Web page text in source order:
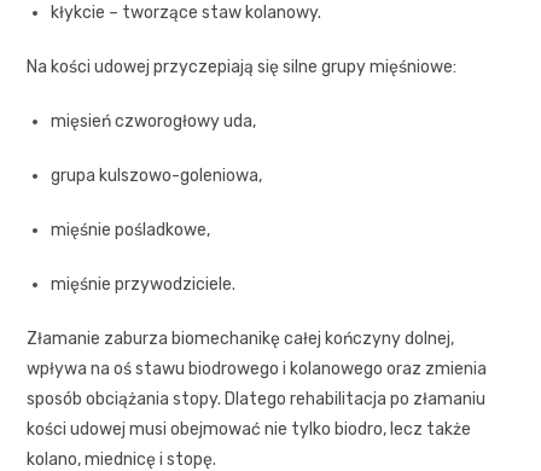
kłykcie – tworzące staw kolanowy.
Na kości udowej przyczepiają się silne grupy mięśniowe:
mięsień czworogłowy uda,
grupa kulszowo-goleniowa,
mięśnie pośladkowe,
mięśnie przywodziciele.
Złamanie zaburza biomechanikę całej kończyny dolnej,
wpływa na oś stawu biodrowego i kolanowego oraz zmienia
sposób obciążania stopy. Dlatego rehabilitacja po złamaniu
kości udowej musi obejmować nie tylko biodro, lecz także
kolano, miednicę i stopę.